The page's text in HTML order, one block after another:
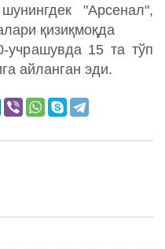
"Арсенал",
қизиқмоқда
учрашувда 15 та тўп
айланган эди.